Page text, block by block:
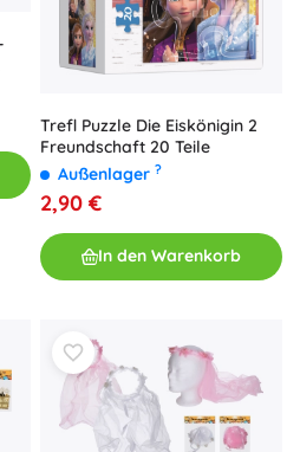
Trefl Puzzle Die Eiskönigin 2
Freundschaft 20 Teile
Außenlager ?
2,90 €
In den Warenkorb